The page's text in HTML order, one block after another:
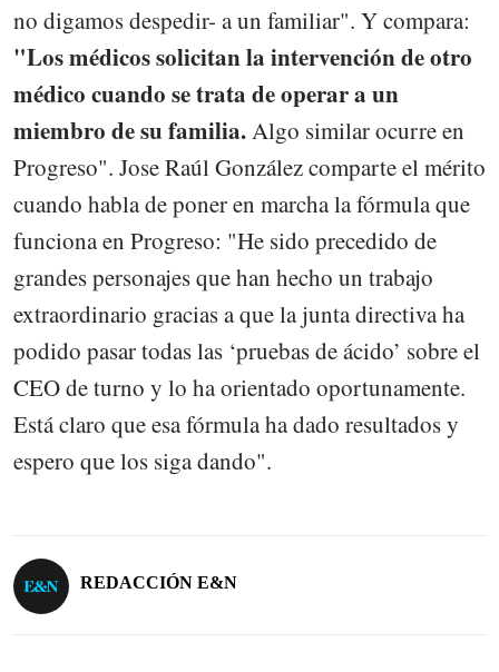
no digamos despedir- a un familiar". Y compara:
"Los médicos solicitan la intervención de otro
médico cuando se trata de operar a un
miembro de su familia.Algo similar ocurre en
Progreso". Jose Raúl González comparte el mérito
cuando habla de poner en marcha la fórmula que
funciona en Progreso: "He sido precedido de
grandes personajes que han hecho un trabajo
extraordinario gracias a que la junta directiva ha
podido pasar todas las ‘pruebas de ácido’ sobre el
CEO de turno y lo ha orientado oportunamente.
Está claro que esa fórmula ha dado resultados y
espero que los siga dando".
REDACCIÓN E&N